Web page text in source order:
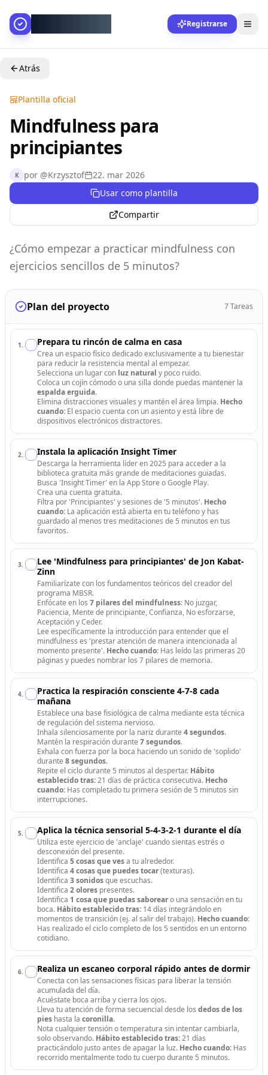
Registrarse
Atrás
Plantilla oficial
Mindfulness para
principiantes
K por @Krzysztof
22. mar 2026
Usar como plantilla
Compartir
¿Cómo empezar a practicar mindfulness con
ejercicios sencillos de 5 minutos?
Plan del proyecto 7Tareas
1 . Prepara tu rincón de calma en casa
Crea un espacio físico dedicado exclusivamente a tu bienestar
para reducir la resistencia mental al empezar.
Selecciona un lugar con luz natural y poco ruido.
Coloca un cojín cómodo o una silla donde puedas mantener la
espalda erguida.
Elimina distracciones visuales y mantén el área limpia. Hecho
cuando: El espacio cuenta con un asiento y está libre de
dispositivos electrónicos distractores.
2. Instala la aplicación Insight Timer
Descarga la herramienta líder en 2025 para acceder a la
biblioteca gratuita más grande de meditaciones guiadas.
Busca 'Insight Timer' en la App Store o Google Play.
Crea una cuenta gratuita.
Filtra por 'Principiantes' y sesiones de '5 minutos'. Hecho
cuando: La aplicación está abierta en tu teléfono y has
guardado al menos tres meditaciones de 5 minutos en tus
favoritos.
3.
Lee 'Mindfulness para principiantes' de Jon Kabat-
Zinn
Familiarízate con los fundamentos teóricos del creador del
programa MBSR.
Enfócate en los 7 pilares del mindfulness: No juzgar,
Paciencia, Mente de principiante, Confianza, No esforzarse,
Aceptación y Ceder.
Lee específicamente la introducción para entender que el
mindfulness es 'prestar atención de manera intencionada al
momento presente'. Hecho cuando: Has leído las primeras 20
páginas y puedes nombrar los 7 pilares de memoria.
4.
Practica la respiración consciente 4-7-8 cada
mañana
Establece una base fisiológica de calma mediante esta técnica
de regulación del sistema nervioso.
Inhala silenciosamente por la nariz durante 4 segundos.
Mantén la respiración durante 7 segundos.
Exhala con fuerza por la boca haciendo un sonido de 'soplido'
durante 8 segundos.
Repite el ciclo durante 5 minutos al despertar. Hábito
establecido tras:21 días de práctica consecutiva. Hecho
cuando: Has completado tu primera sesión de 5 minutos sin
interrupciones.
5. Aplica la técnica sensorial 5-4-3-2-1 durante el día
Utiliza este ejercicio de 'anclaje' cuando sientas estrés o
desconexión del presente.
Identifica 5 cosas que vesa tu alrededor.
Identifica 4 cosas que puedes tocar(texturas).
Identifica 3 sonidosque escuchas.
Identifica 2 olores presentes.
Identifica 1 cosa que puedas saborearo una sensación en tu
boca. Hábito establecido tras: 14 días integrándolo en
momentos de transición (ej. al salir del trabajo). Hecho cuando:
Has realizado el ciclo completo de los 5 sentidos en un entorno
cotidiano.
6. Realiza un escaneo corporal rápido antes de dormir
Conecta con las sensaciones físicas para liberar la tensión
acumulada del día.
Acuéstate boca arriba y cierra los ojos.
Lleva tu atención de forma secuencial desde los dedos de los
pies hasta la coronilla.
Nota cualquier tensión o temperatura sin intentar cambiarla,
solo observando. Hábito establecido tras:21 días
practicándolo justo antes de apagar la luz. Hecho cuando: Has
recorrido mentalmente todo tu cuerpo durante 5 minutos.